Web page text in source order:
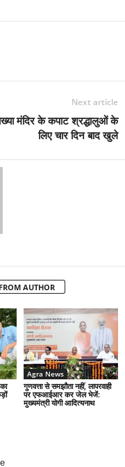
Next article
मंदिर के कपाट श्रद्धालुओं के
लिए चार दिन बाद खुले
AUTHOR
Agra News
गुणवत्ता से समझौता नहीं, लापरवाही
पर एफआईआर कर जेल भेजें:
मुख्यमंत्री योगी आदित्यनाथ